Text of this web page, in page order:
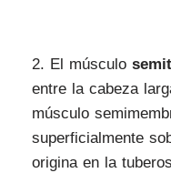
2. El músculo
entre la cabeza
músculo
superficialmente
origina en la